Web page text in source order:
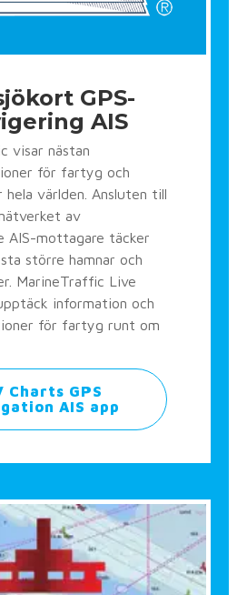
GPS-
AIS
visar nästan
för fartyg och
världen. Ansluten till
av
AIS-mottagare täcker
större hamnar och
MarineTraffic Live
information och
för fartyg runt om
Charts GPS
AIS app